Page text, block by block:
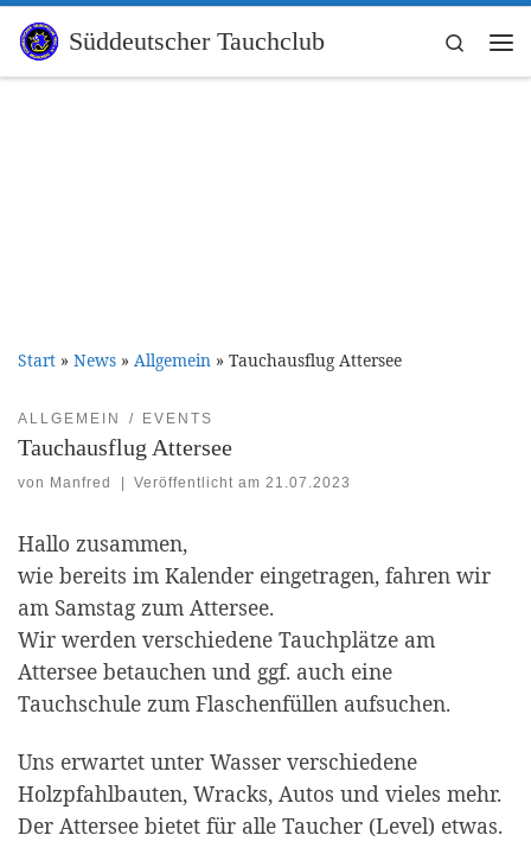
Zum Inhalt springen
Süddeutscher Tauchclub
Search
Start » News » Allgemein » Tauchausflug Attersee
ALLGEMEIN EVENTS
Tauchausflug Attersee
von Manfred Veröffentlicht am21.07.2023
Hallo zusammen,
wie bereits im Kalender eingetragen, fahren wir
am Samstag zum Attersee.
Wir werden verschiedene Tauchplätze am
Attersee betauchen und ggf. auch eine
Tauchschule zum Flaschenfüllen aufsuchen.
Uns erwartet unter Wasser verschiedene
Holzpfahlbauten, Wracks, Autos und vieles mehr.
Der Attersee bietet für alle Taucher (Level) etwas.